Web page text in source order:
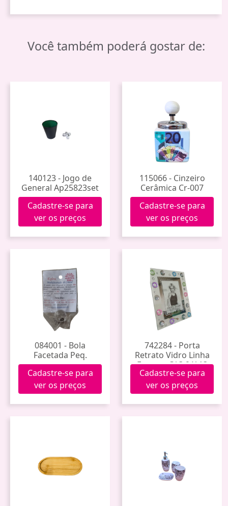
Você também poderá gostar de:
140123 - Jogo de
General Ap25823set
Cadastre-se para
ver os preços
115066 - Cinzeiro
Cerâmica Cr-007
Cadastre-se para
ver os preços
084001 - Bola
Facetada Peq.
Cadastre-se para
ver os preços
742284 - Porta
Retrato Vidro Linha
Forever C/ 3 9 X 13
(A11-35) (60)
Cadastre-se para
ver os preços